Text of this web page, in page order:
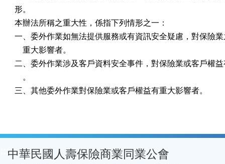
形。
本辦法所稱之重大性，係指下列情形之一：
一、委外作業如無法提供服務或有資訊安全疑慮，對保險
    重大影響者。
二、委外作業涉及客戶資料安全事件，對保險業或客戶權
    。
三、其他委外作業對保險業或客戶權益有重大影響者。
:::中華民國人壽保險商業同業公會